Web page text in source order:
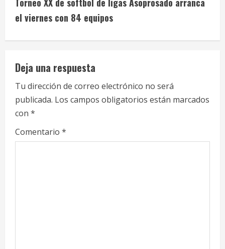
i
n
e
R
e
a
Torneo XX de softbol de ligas Asoprosado arranca
el viernes con 84 equipos
Deja una respuesta
Tu dirección de correo electrónico no será
publicada. Los campos obligatorios están marcados
con *
Comentario *